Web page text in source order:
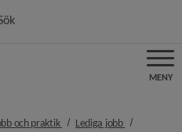
MENY
i brödsmulenavigeringen
och praktik nivå i
Lediga jobb nivå i